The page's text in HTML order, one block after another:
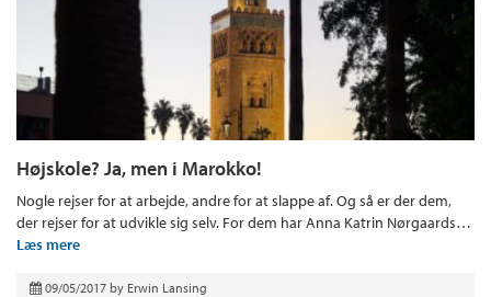
Højskole? Ja, men i Marokko!
Nogle rejser for at arbejde, andre for at slappe af. Og så er der dem,
der rejser for at udvikle sig selv. For dem har Anna Katrin Nørgaards…
Læs mere
09/05/2017 by Erwin Lansing